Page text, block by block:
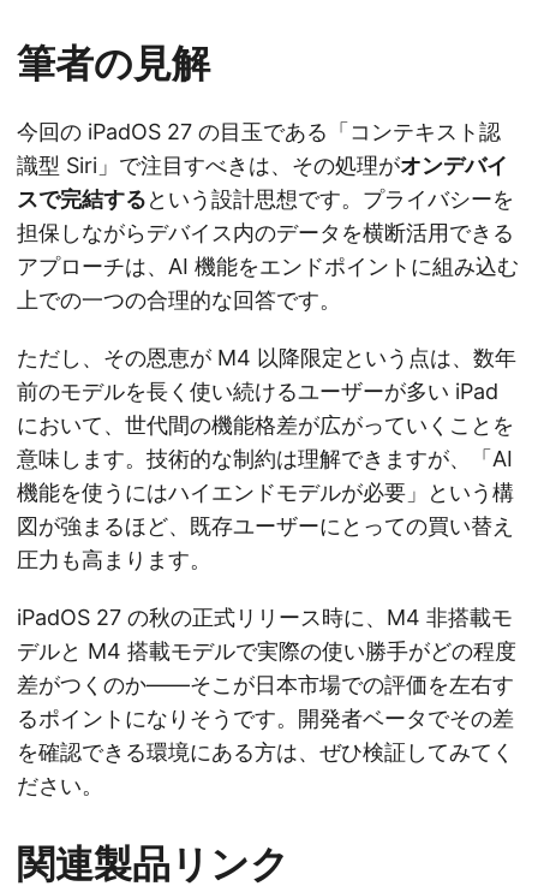
筆者の見解
今回の iPadOS 27 の目玉である「コンテキスト認
識型 Siri」で注目すべきは、その処理がオンデバイ
スで完結するという設計思想です。プライバシーを
担保しながらデバイス内のデータを横断活用できる
アプローチは、AI 機能をエンドポイントに組み込む
上での一つの合理的な回答です。
ただし、その恩恵が M4 以降限定という点は、数年
前のモデルを長く使い続けるユーザーが多い iPad
において、世代間の機能格差が広がっていくことを
意味します。技術的な制約は理解できますが、「AI
機能を使うにはハイエンドモデルが必要」という構
図が強まるほど、既存ユーザーにとっての買い替え
圧力も高まります。
iPadOS 27 の秋の正式リリース時に、M4 非搭載モ
デルと M4 搭載モデルで実際の使い勝手がどの程度
差がつくのか——そこが日本市場での評価を左右す
るポイントになりそうです。開発者ベータでその差
を確認できる環境にある方は、ぜひ検証してみてく
ださい。
関連製品リンク